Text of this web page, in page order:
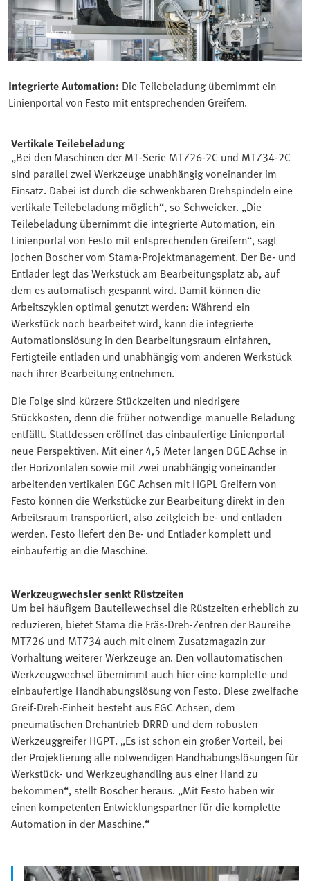
Integrierte Automation: Die Teilebeladung übernimmt ein
Linienportal von Festo mit entsprechenden Greifern.
Vertikale Teilebeladung
„Bei den Maschinen der MT-Serie MT726-2C und MT734-2C
sind parallel zwei Werkzeuge unabhängig voneinander im
Einsatz. Dabei ist durch die schwenkbaren Drehspindeln eine
vertikale Teilebeladung möglich“, so Schweicker. „Die
Teilebeladung übernimmt die integrierte Automation, ein
Linienportal von Festo mit entsprechenden Greifern“, sagt
Jochen Boscher vom Stama-Projektmanagement. Der Be- und
Entlader legt das Werkstück am Bearbeitungsplatz ab, auf
dem es automatisch gespannt wird. Damit können die
Arbeitszyklen optimal genutzt werden: Während ein
Werkstück noch bearbeitet wird, kann die integrierte
Automationslösung in den Bearbeitungsraum einfahren,
Fertigteile entladen und unabhängig vom anderen Werkstück
nach ihrer Bearbeitung entnehmen.
Die Folge sind kürzere Stückzeiten und niedrigere
Stückkosten, denn die früher notwendige manuelle Beladung
entfällt. Stattdessen eröffnet das einbaufertige Linienportal
neue Perspektiven. Mit einer 4,5 Meter langen DGE Achse in
der Horizontalen sowie mit zwei unabhängig voneinander
arbeitenden vertikalen EGC Achsen mit HGPL Greifern von
Festo können die Werkstücke zur Bearbeitung direkt in den
Arbeitsraum transportiert, also zeitgleich be- und entladen
werden. Festo liefert den Be- und Entlader komplett und
einbaufertig an die Maschine.
Werkzeugwechsler senkt Rüstzeiten
Um bei häufigem Bauteilewechsel die Rüstzeiten erheblich zu
reduzieren, bietet Stama die Fräs-Dreh-Zentren der Baureihe
MT726 und MT734 auch mit einem Zusatzmagazin zur
Vorhaltung weiterer Werkzeuge an. Den vollautomatischen
Werkzeugwechsel übernimmt auch hier eine komplette und
einbaufertige Handhabungslösung von Festo. Diese zweifache
Greif-Dreh-Einheit besteht aus EGC Achsen, dem
pneumatischen Drehantrieb DRRD und dem robusten
Werkzeuggreifer HGPT. „Es ist schon ein großer Vorteil, bei
der Projektierung alle notwendigen Handhabungslösungen für
Werkstück- und Werkzeughandling aus einer Hand zu
bekommen“, stellt Boscher heraus. „Mit Festo haben wir
einen kompetenten Entwicklungspartner für die komplette
Automation in der Maschine.“